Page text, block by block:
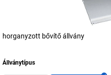
horganyzott bővítő állvány
Állványtípus